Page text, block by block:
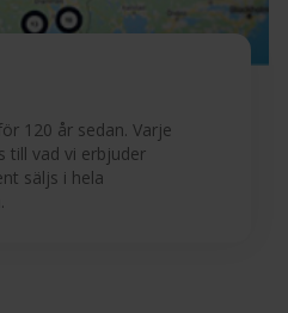
120 år sedan. Varje
till vad vi erbjuder
säljs i hela